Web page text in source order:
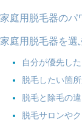
家庭用脱毛器のパ
家庭用脱毛器を選
自分が優先し
脱毛したい箇
脱毛と除毛の
脱毛サロンや